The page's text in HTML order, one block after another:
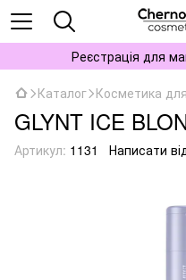
Реєстрація для
Каталог Косметика
GLYNT ICE
Артикул: 1131 Написати